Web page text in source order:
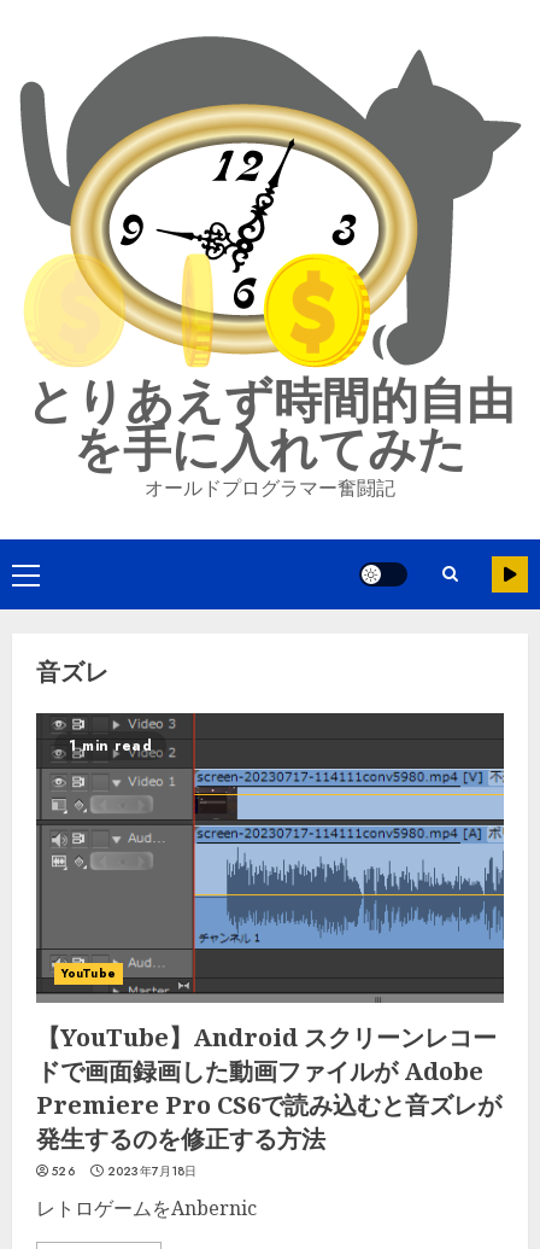
とりあえず時間的自由
を手に入れてみた
オールドプログラマー奮闘記
音ズレ
1 min read
YouTube
【YouTube】Android スクリーンレコー
ドで画面録画した動画ファイルが Adobe
Premiere Pro CS6で読み込むと音ズレが
発生するのを修正する方法
526 2023年7月18日
レトロゲームをAnbernic